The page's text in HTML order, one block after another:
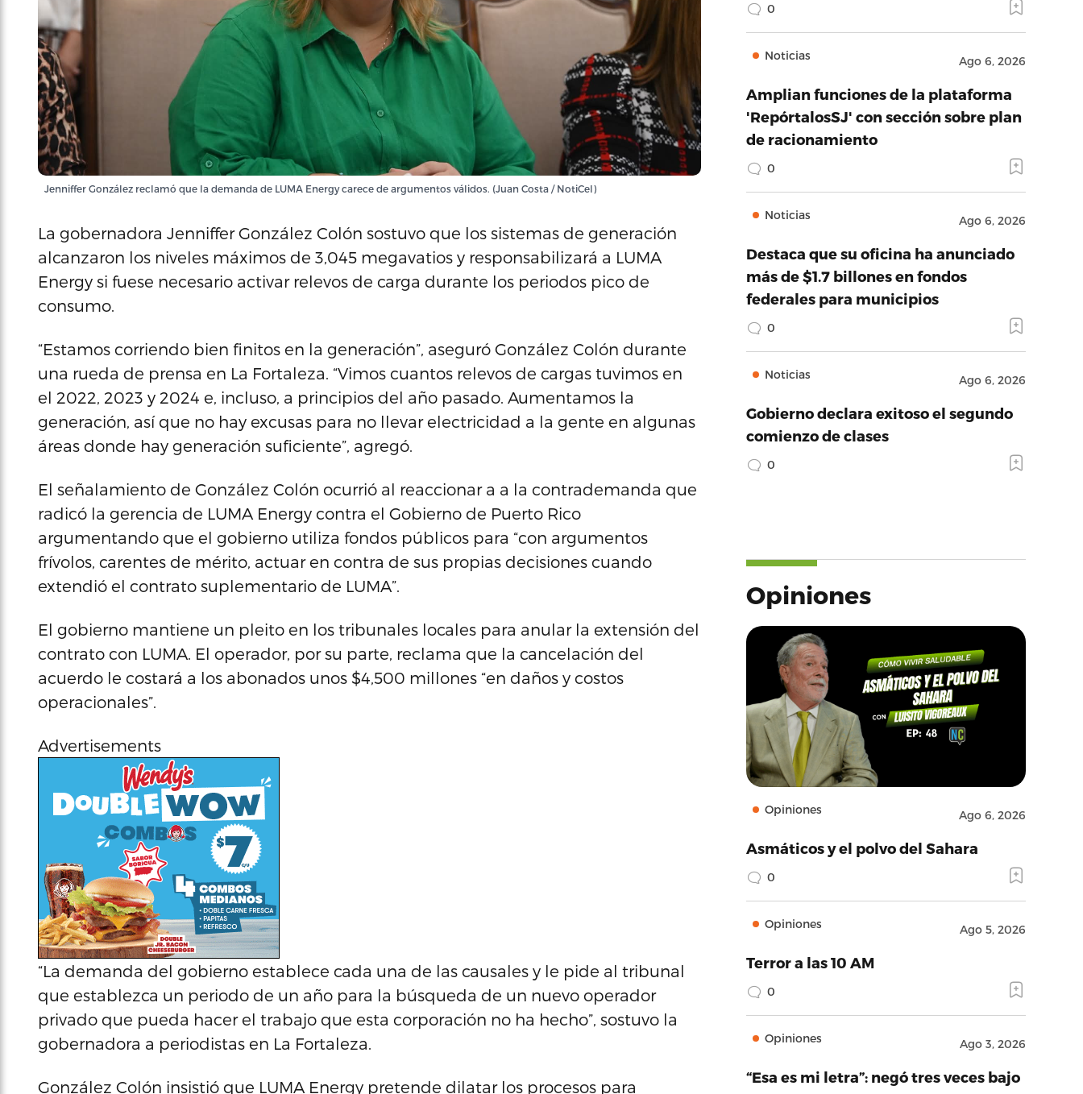
Jenniffer González reclamó que la demanda de LUMA Energy carece de argumentos válidos. (Juan Costa / NotiCel)
La gobernadora Jenniffer González Colón sostuvo que los sistemas de generación
alcanzaron los niveles máximos de 3,045 megavatios y responsabilizará a LUMA
Energy si fuese necesario activar relevos de carga durante los periodos pico de
consumo.
“Estamos corriendo bien finitos en la generación”, aseguró González Colón durante
una rueda de prensa en La Fortaleza. “Vimos cuantos relevos de cargas tuvimos en
el 2022, 2023 y 2024 e, incluso, a principios del año pasado. Aumentamos la
generación, así que no hay excusas para no llevar electricidad a la gente en algunas
áreas donde hay generación suficiente”, agregó.
El señalamiento de González Colón ocurrió al reaccionar a a la contrademanda que
radicó la gerencia de LUMA Energy contra el Gobierno de Puerto Rico
argumentando que el gobierno utiliza fondos públicos para “con argumentos
frívolos, carentes de mérito, actuar en contra de sus propias decisiones cuando
extendió el contrato suplementario de LUMA”.
El gobierno mantiene un pleito en los tribunales locales para anular la extensión del
contrato con LUMA. El operador, por su parte, reclama que la cancelación del
acuerdo le costará a los abonados unos $4,500 millones “en daños y costos
operacionales”.
Advertisements
“La demanda del gobierno establece cada una de las causales y le pide al tribunal
que establezca un periodo de un año para la búsqueda de un nuevo operador
privado que pueda hacer el trabajo que esta corporación no ha hecho”, sostuvo la
gobernadora a periodistas en La Fortaleza.
González Colón insistió que LUMA Energy pretende dilatar los procesos para
0
Noticias Ago 6, 2026
Amplian funciones de la plataforma
'RepórtalosSJ' con sección sobre plan
de racionamiento
0
Noticias Ago 6, 2026
Destaca que su oficina ha anunciado
más de $1.7 billones en fondos
federales para municipios
0
Noticias Ago 6, 2026
Gobierno declara exitoso el segundo
comienzo de clases
0
Opiniones
Opiniones Ago 6, 2026
Asmáticos y el polvo del Sahara
0
Opiniones Ago 5, 2026
Terror a las 10 AM
0
Opiniones Ago 3, 2026
“Esa es mi letra”: negó tres veces bajo